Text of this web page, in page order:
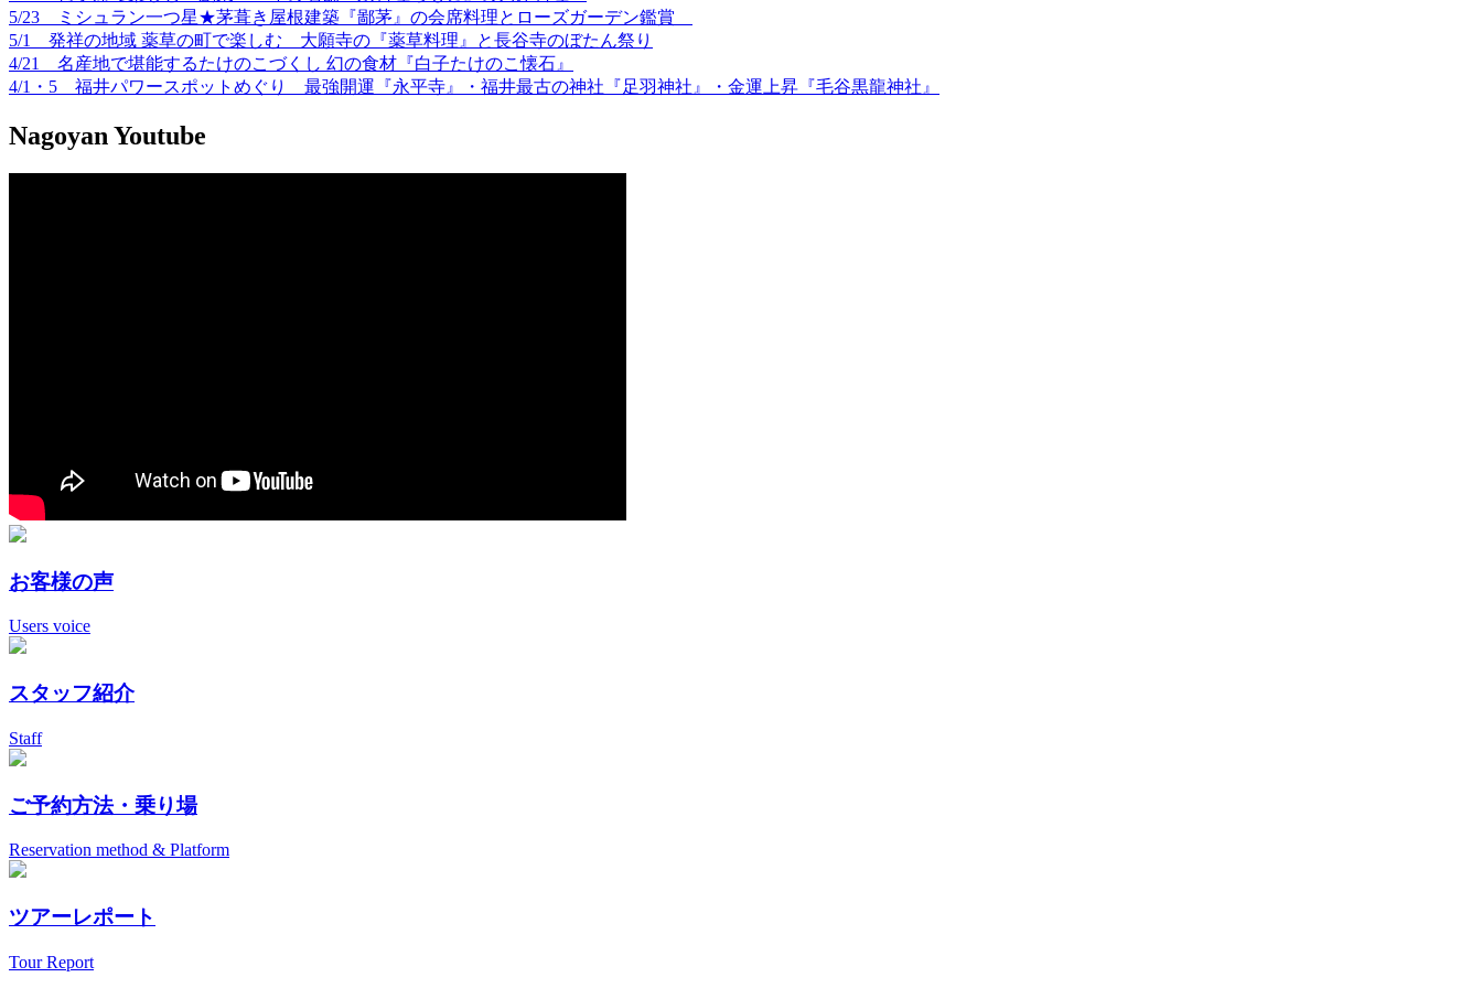
5/23 ミシュラン一つ星★茅葺き屋根建築『鄙茅』の会席料理とローズガーデン鑑賞
5/1 発祥の地域 薬草の町で楽しむ 大願寺の『薬草料理』と長谷寺のぼたん祭り
4/21 名産地で堪能するたけのこづくし 幻の食材『白子たけのこ懐石』
4/1・5 福井パワースポットめぐり 最強開運『永平寺』・福井最古の神社『足羽神社』・金運上昇『毛谷黒龍神社』
Nagoyan Youtube
お客様の声
Users voice
スタッフ紹介
Staff
ご予約方法・乗り場
Reservation method & Platform
ツアーレポート
Tour Report